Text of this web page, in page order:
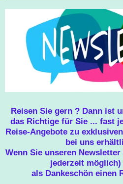
Reisen Sie gern ? Dann ist
das Richtige für Sie ... fast
Reise-Angebote zu
bei uns
Wenn Sie unseren
jederzeit
als Dankeschön einen